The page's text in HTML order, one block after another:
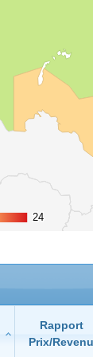
24
24
Rapport
Prix/Revenu